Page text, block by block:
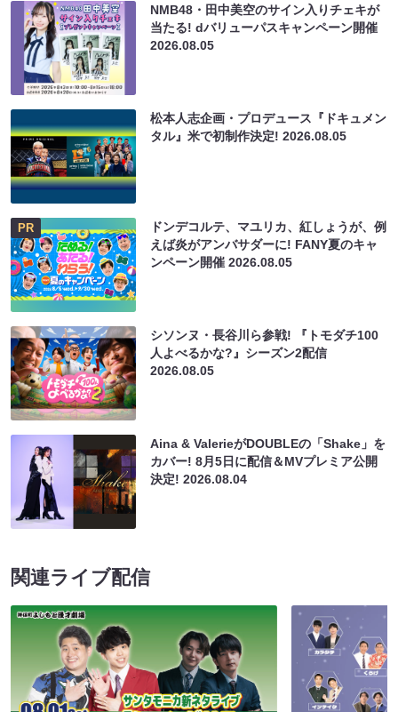
NMB48・田中美空のサイン入りチェキが
当たる! dバリューパスキャンペーン開催
2026.08.05
松本人志企画・プロデュース『ドキュメン
タル』米で初制作決定!2026.08.05
PR
ドンデコルテ、マユリカ、紅しょうが、例
えば炎がアンバサダーに! FANY夏のキャ
ンペーン開催2026.08.05
シソンヌ・長谷川ら参戦! 『トモダチ100
人よべるかな?』シーズン2配信
2026.08.05
Aina & ValerieがDOUBLEの「Shake」を
カバー! 8月5日に配信＆MVプレミア公開
決定!2026.08.04
関連ライブ配信